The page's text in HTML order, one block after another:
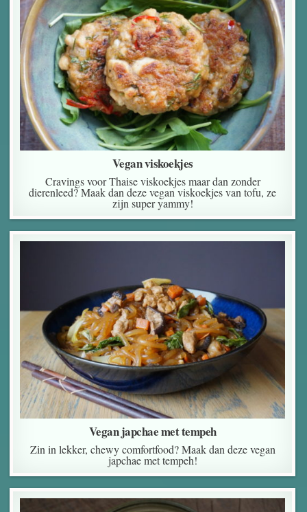
Vegan viskoekjes
Cravings voor Thaise viskoekjes maar dan zonder
dierenleed? Maak dan deze vegan viskoekjes van tofu, ze
zijn super yammy!
Vegan japchae met tempeh
Zin in lekker, chewy comfortfood? Maak dan deze vegan
japchae met tempeh!